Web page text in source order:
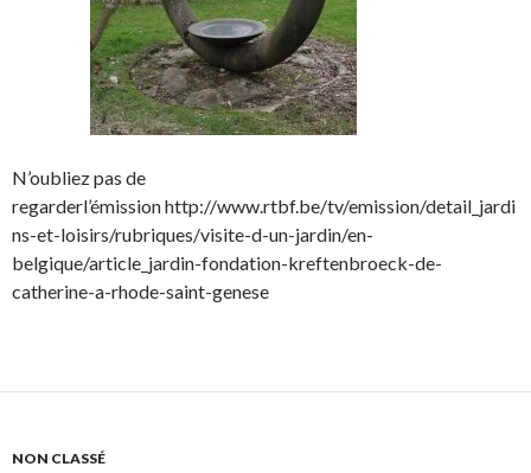
N’oubliez pas de
regarderl’émission http://www.rtbf.be/tv/emission/detail_jardi
ns-et-loisirs/rubriques/visite-d-un-jardin/en-
belgique/article_jardin-fondation-kreftenbroeck-de-
catherine-a-rhode-saint-genese
NON CLASSÉ